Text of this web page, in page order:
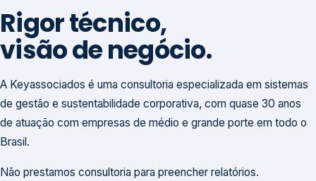
Rigor técnico,
visão de negócio.
A Keyassociados é uma consultoria especializada em sistemas
de gestão e sustentabilidade corporativa, com quase 30 anos
de atuação com empresas de médio e grande porte em todo o
Brasil.
Não prestamos consultoria para preencher relatórios.